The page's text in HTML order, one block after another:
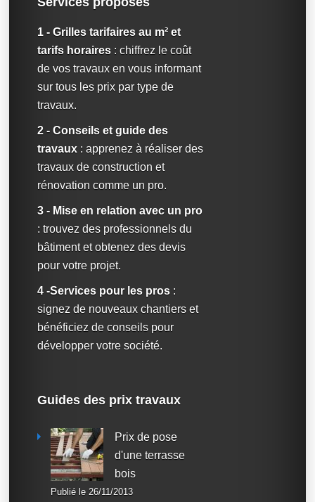
1 - Grilles tarifaires au m² et
tarifs horaires : chiffrez le coût
de vos travaux en vous informant
sur tous les prix par type de
travaux.
2 - Conseils et guide des
travaux : apprenez à réaliser des
travaux de construction et
rénovation comme un pro.
3 - Mise en relation avec un pro
: trouvez des professionnels du
bâtiment et obtenez des devis
pour votre projet.
4 -Services pour les pros :
signez de nouveaux chantiers et
bénéficiez de conseils pour
développer votre société.
Guides des prix travaux
Prix de pose
d'une terrasse
bois
Publié le 26/11/2013